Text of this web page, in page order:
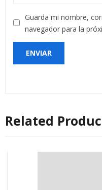
Guarda mi nombre,
navegador para la
Related